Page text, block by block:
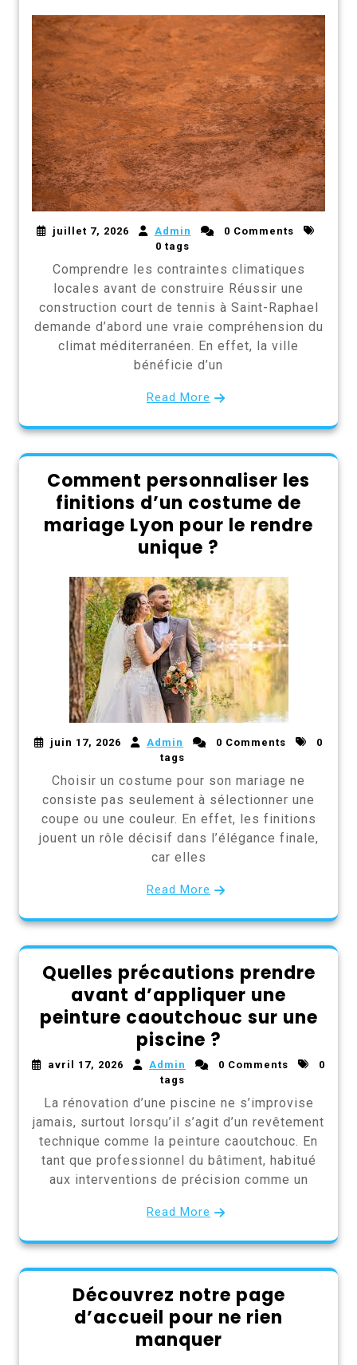
juillet 7, 2026 Admin
0 Comments
0 tags
Comprendre les contraintes climatiques
locales avant de construire Réussir une
construction court de tennis à Saint-Raphael
demande d’abord une vraie compréhension du
climat méditerranéen. En effet, la ville
bénéficie d’un
Read More
Comment personnaliser les
finitions d’un costume de
mariage Lyon pour le rendre
unique ?
juin 17, 2026 Admin 0 Comments
0
tags
Choisir un costume pour son mariage ne
consiste pas seulement à sélectionner une
coupe ou une couleur. En effet, les finitions
jouent un rôle décisif dans l’élégance finale,
car elles
Read More
Quelles précautions prendre
avant d’appliquer une
peinture caoutchouc sur une
piscine ?
avril 17, 2026 Admin 0 Comments
0
tags
La rénovation d’une piscine ne s’improvise
jamais, surtout lorsqu’il s’agit d’un revêtement
technique comme la peinture caoutchouc. En
tant que professionnel du bâtiment, habitué
aux interventions de précision comme un
Read More
Découvrez notre page
d’accueil pour ne rien
manquer